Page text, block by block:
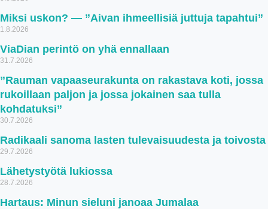
Miksi uskon? — ”Aivan ihmeellisiä juttuja tapahtui”
1.8.2026
ViaDian perintö on yhä ennallaan
31.7.2026
”Rauman vapaaseurakunta on rakastava koti, jossa
rukoillaan paljon ja jossa jokainen saa tulla
kohdatuksi”
30.7.2026
Radikaali sanoma lasten tulevaisuudesta ja toivosta
29.7.2026
Lähetystyötä lukiossa
28.7.2026
Hartaus: Minun sieluni janoaa Jumalaa